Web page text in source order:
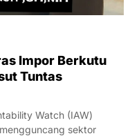
Impor Berkutu
Tuntas
Watch (IAW)
sektor